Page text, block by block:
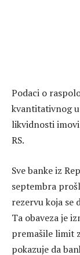
Podaci o
kvantitativnog
likvidnosti
RS.
Sve banke iz
septembra
rezervu koja se
Ta obaveza je
premašile limit
pokazuje da